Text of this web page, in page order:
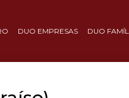
DUO EMPRESAS DUO